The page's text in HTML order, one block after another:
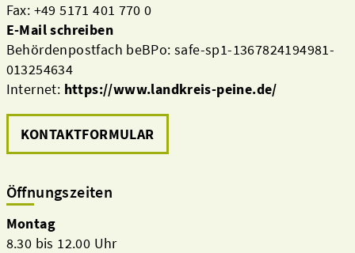
Fax: +49 5171 401 770 0
E-Mail schreiben
Behördenpostfach beBPo: safe-sp1-1367824194981-
013254634
Internet: https://www.landkreis-peine.de/
KONTAKTFORMULAR
Öffnungszeiten
Montag
8.30 bis 12.00 Uhr